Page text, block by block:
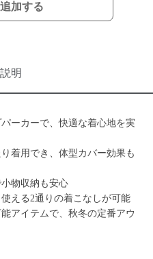
加する
明
ーカーで、快適な着心地を実
着用でき、体型カバー効果も
物収納も安心
える2通りの着こなしが可能
アイテムで、秋冬の定番アウ